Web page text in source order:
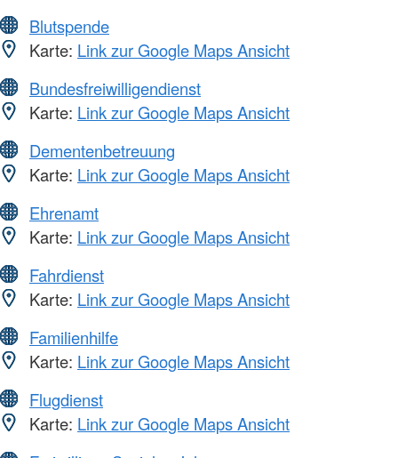
Blutspende
Karte: Link zur Google Maps Ansicht
Bundesfreiwilligendienst
Karte: Link zur Google Maps Ansicht
Dementenbetreuung
Karte: Link zur Google Maps Ansicht
Ehrenamt
Karte: Link zur Google Maps Ansicht
Fahrdienst
Karte: Link zur Google Maps Ansicht
Familienhilfe
Karte: Link zur Google Maps Ansicht
Flugdienst
Karte: Link zur Google Maps Ansicht